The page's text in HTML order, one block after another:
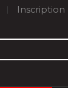
Inscription